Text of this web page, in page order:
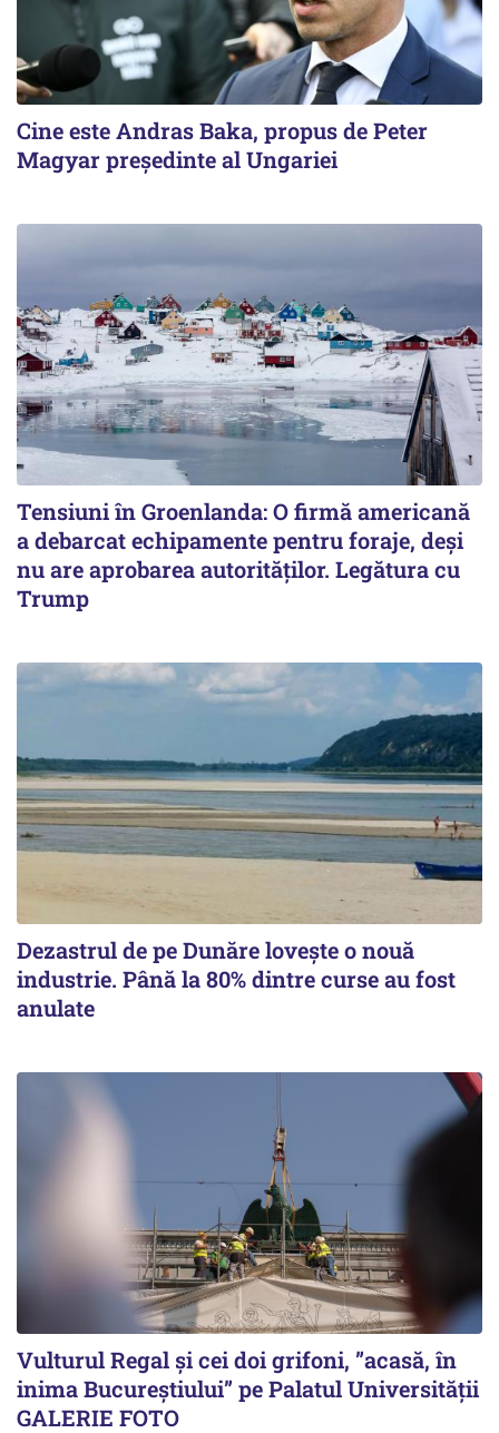
Cine este Andras Baka, propus de Peter
Magyar președinte al Ungariei
Tensiuni în Groenlanda: O firmă americană
a debarcat echipamente pentru foraje, deși
nu are aprobarea autorităților. Legătura cu
Trump
Dezastrul de pe Dunăre lovește o nouă
industrie. Până la 80% dintre curse au fost
anulate
Vulturul Regal și cei doi grifoni, ”acasă, în
inima Bucureștiului” pe Palatul Universității
GALERIE FOTO